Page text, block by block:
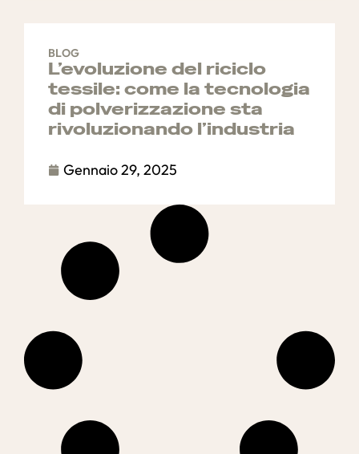
BLOG
L’evoluzione del riciclo
tessile: come la tecnologia
di polverizzazione sta
rivoluzionando l’industria
Gennaio 29, 2025